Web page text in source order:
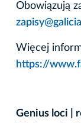
Obowiązują
Więcej
https://
Genius loci |